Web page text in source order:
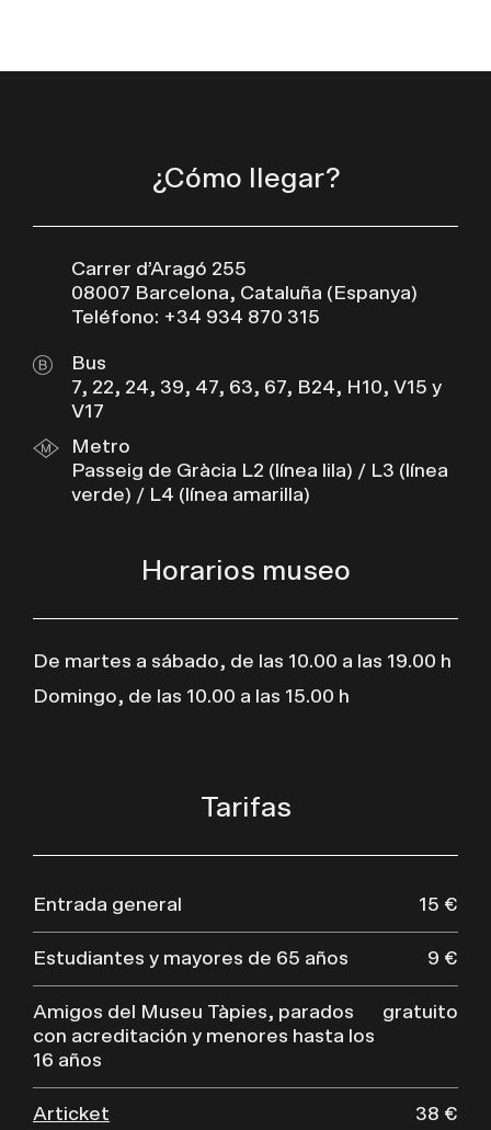
¿Cómo llegar?
Carrer d’Aragó 255
08007 Barcelona, Cataluña (Espanya)
Teléfono: +34 934 870 315
Bus
7, 22, 24, 39, 47, 63, 67, B24, H10, V15 y
V17
Metro
Passeig de Gràcia L2 (línea lila) / L3 (línea
verde) / L4 (línea amarilla)
Horarios museo
De martes a sábado, de las 10.00 a las 19.00 h
Domingo, de las 10.00 a las 15.00 h
Tarifas
Entrada general 15 €
Estudiantes y mayores de 65 años 9 €
Amigos del Museu Tàpies, parados
con acreditación y menores hasta los
16 años
gratuito
Articket 38 €